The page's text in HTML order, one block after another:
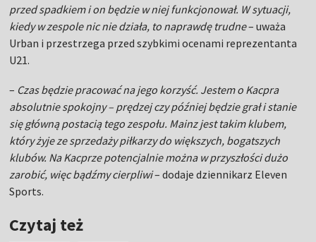
przed spadkiem i on będzie w niej funkcjonował. W sytuacji,
kiedy w zespole nic nie działa, to naprawdę trudne– uważa
Urban i przestrzega przed szybkimi ocenami reprezentanta
U21.
– Czas będzie pracować na jego korzyść. Jestem o Kacpra
absolutnie spokojny – prędzej czy później będzie grał i stanie
się główną postacią tego zespołu. Mainz jest takim klubem,
który żyje ze sprzedaży piłkarzy do większych, bogatszych
klubów. Na Kacprze potencjalnie można w przyszłości dużo
zarobić, więc bądźmy cierpliwi– dodaje dziennikarz Eleven
Sports.
Czytaj też